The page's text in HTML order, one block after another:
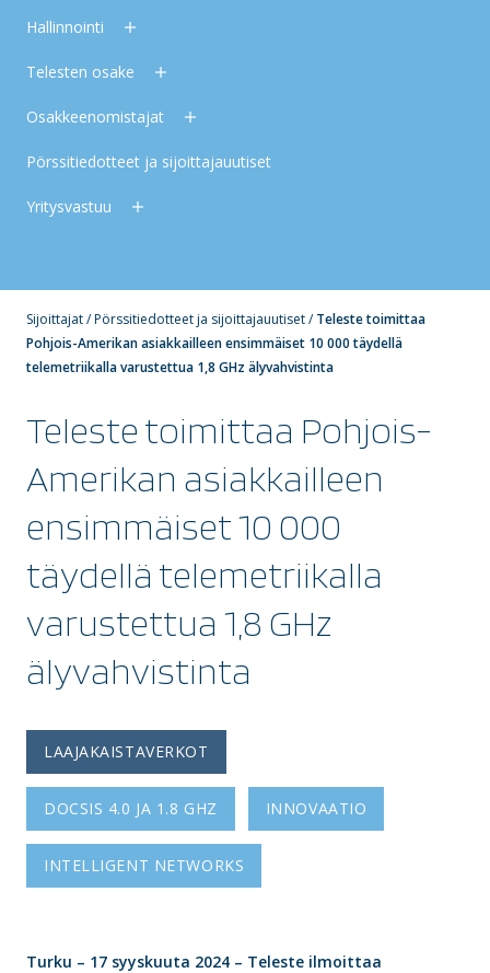
Hallinnointi
Telesten osake
Osakkeenomistajat
Pörssitiedotteet ja sijoittajauutiset
Yritysvastuu
Sijoittajat/Pörssitiedotteet ja sijoittajauutiset/Teleste toimittaa
Pohjois-Amerikan asiakkailleen ensimmäiset 10 000 täydellä
telemetriikalla varustettua 1,8 GHz älyvahvistinta
Teleste toimittaa Pohjois-
Amerikan asiakkailleen
ensimmäiset 10 000
täydellä telemetriikalla
varustettua 1,8 GHz
älyvahvistinta
LAAJAKAISTAVERKOT
DOCSIS 4.0 JA 1.8 GHZ INNOVAATIO
INTELLIGENT NETWORKS
Turku – 17 syyskuuta 2024 – Teleste ilmoittaa